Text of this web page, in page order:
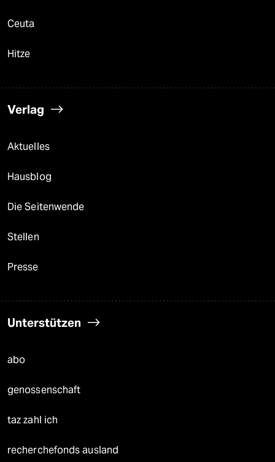
Ceuta
Hitze
Verlag
Aktuelles
Hausblog
Die Seitenwende
Stellen
Presse
Unterstützen
abo
genossenschaft
taz zahl ich
recherchefonds ausland